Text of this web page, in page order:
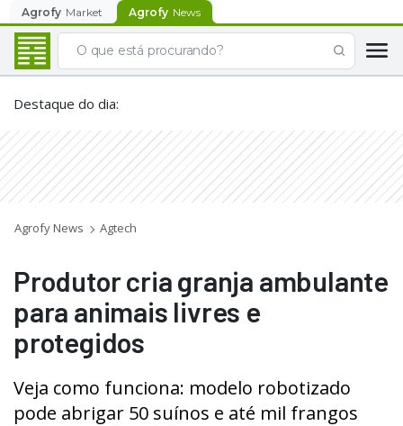
Agrofy Market Agrofy News
Destaque do dia:
Agrofy News Agtech
Produtor cria granja ambulante
para animais livres e
protegidos
Veja como funciona: modelo robotizado
pode abrigar 50 suínos e até mil frangos